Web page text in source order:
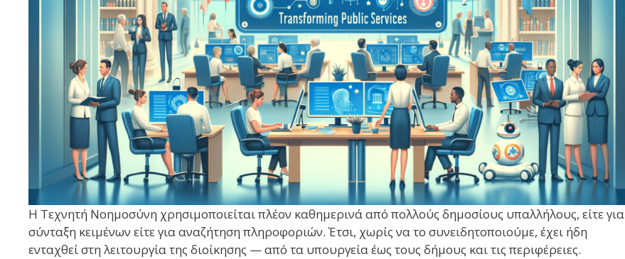
Η Τεχνητή Νοημοσύνη χρησιμοποιείται πλέον καθημερινά από πολλούς δημοσίους υπαλλήλους, είτε για
σύνταξη κειμένων είτε για αναζήτηση πληροφοριών. Έτσι, χωρίς να το συνειδητοποιούμε, έχει ήδη
ενταχθεί στη λειτουργία της διοίκησης — από τα υπουργεία έως τους δήμους και τις περιφέρειες.